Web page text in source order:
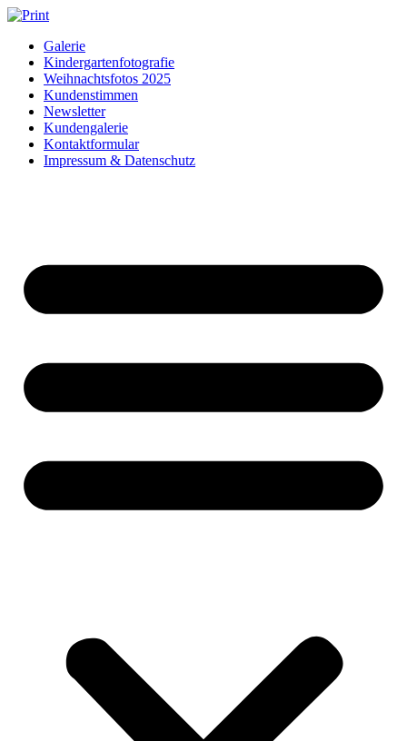
Zum
springenGalerie
Kindergartenfotografie
Weihnachtsfotos 2025
Kundenstimmen
Newsletter
Kundengalerie
Kontaktformular
Impressum & Datenschutz